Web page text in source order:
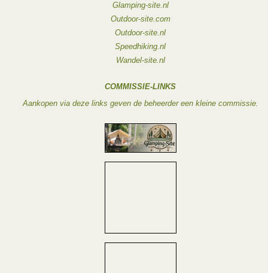
Glamping-site.nl
Outdoor-site.com
Outdoor-site.nl
Speedhiking.nl
Wandel-site.nl
COMMISSIE-LINKS
Aankopen via deze links geven de beheerder een kleine commissie.